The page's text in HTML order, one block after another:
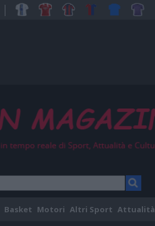
Basket Motori Altri Sport Attualità